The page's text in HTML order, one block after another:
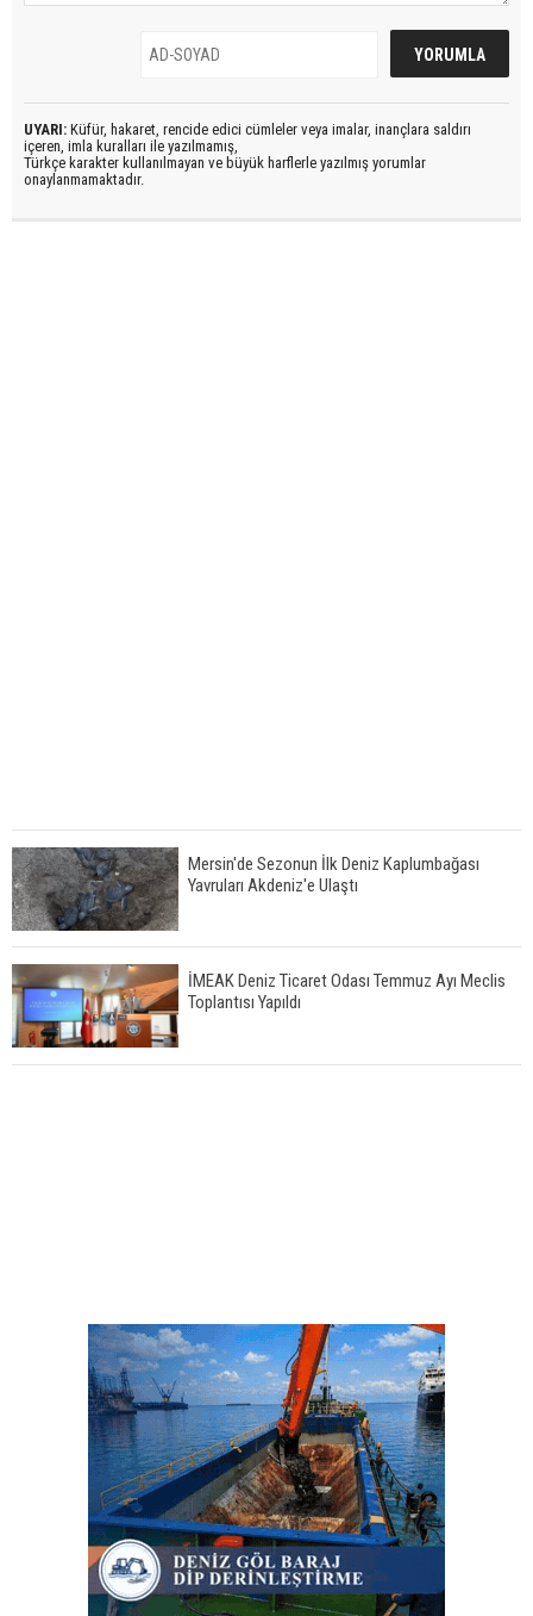
UYARI: Küfür, hakaret, rencide edici cümleler veya imalar, inançlara saldırı
içeren, imla kuralları ile yazılmamış,
Türkçe karakter kullanılmayan ve büyük harflerle yazılmış yorumlar
onaylanmamaktadır.
Mersin'de Sezonun İlk Deniz Kaplumbağası
Yavruları Akdeniz'e Ulaştı
İMEAK Deniz Ticaret Odası Temmuz Ayı Meclis
Toplantısı Yapıldı